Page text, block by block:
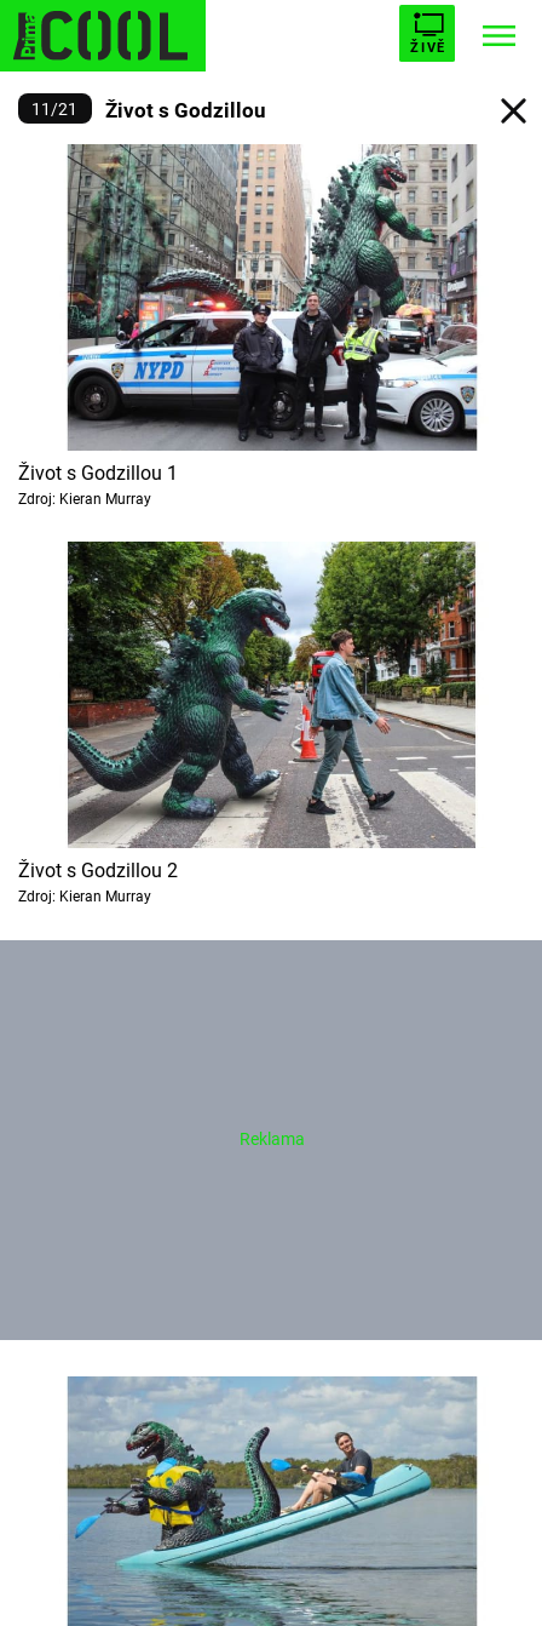
ŽIVĚ
Trendy: STARHOUSE BUFFY, PŘEMOŽITELKA UPÍRŮ
ESCAPE PLNEJ KOTEL AVENGERS 5
Témata
Filmy
Seriály
Hry
Cool Esport
Pořady
TV Program
Sledujte prima+
Přihlášení
Sledujte nás
11 /21 Život s Godzillou
Život s Godzillou 1
Zdroj: Kieran Murray
Život s Godzillou 2
Zdroj: Kieran Murray